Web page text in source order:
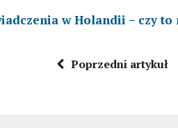
w Holandii – czy to
Poprzedni artykuł